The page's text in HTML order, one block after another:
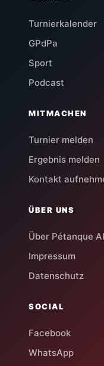
Turnierkalender
GPdPa
Sport
Podcast
MITMACHEN
Turnier melden
Ergebnis melden
Kontakt
ÜBER UNS
Über Pétanque
Impressum
Datenschutz
SOCIAL
Facebook
WhatsApp